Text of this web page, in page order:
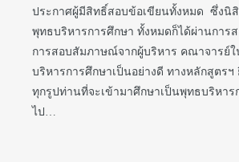
ปีการ
ศึกษา
ประกาศผู้มีสิทธิ์สอบข้อเขียนทั้งหมด ซึ่งนิสิ
พุทธบริหารการศึกษา ทั้งหมดก็ได้ผ่านการ
การสอบสัมภาษณ์จากผู้บริหาร คณาจารย์
บริหารการศึกษาเป็นอย่างดี ทางหลักสูตร
ทุกรูปท่านที่จะเข้ามาศึกษาเป็นพุทธบริหาร
ไป…